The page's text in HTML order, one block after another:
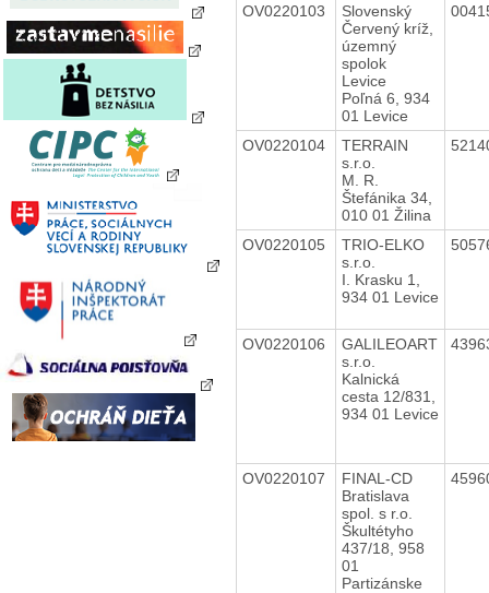
OV0220103
Slovenský
Červený kríž,
územný
spolok
Levice
Poľná 6, 934
01 Levice
OV0220104
TERRAIN
s.r.o.
M. R.
Štefánika 34,
010 01 Žilina
OV0220105
TRIO-ELKO
s.r.o.
I. Krasku 1,
934 01 Levice
OV0220106
GALILEOART
s.r.o.
Kalnická
cesta 12/831,
934 01 Levice
OV0220107
FINAL-CD
Bratislava
spol. s r.o.
Škultétyho
437/18, 958
01
Partizánske